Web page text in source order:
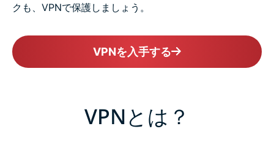
クも、VPNで保護しましょう。
VPNを入手する
VPNとは？